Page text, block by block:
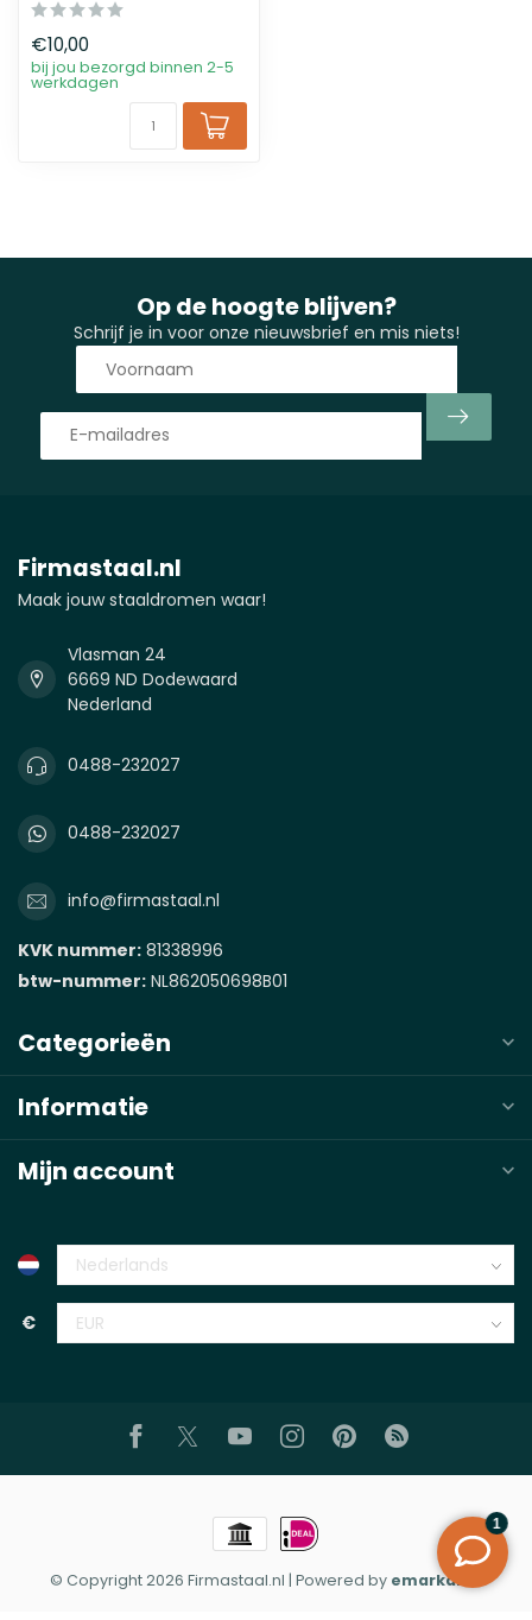
€10,00
bij jou bezorgd binnen 2-5
werkdagen
Op de hoogte blijven?
Schrijf je in voor onze nieuwsbrief en mis niets!
Firmastaal.nl
Maak jouw staaldromen waar!
Vlasman 24
6669 ND Dodewaard
Nederland
0488-232027
0488-232027
info@firmastaal.nl
KVK nummer: 81338996
btw-nummer: NL862050698B01
Categorieën
Informatie
Mijn account
€
© Copyright 2026 Firmastaal.nl | Powered by emarkable